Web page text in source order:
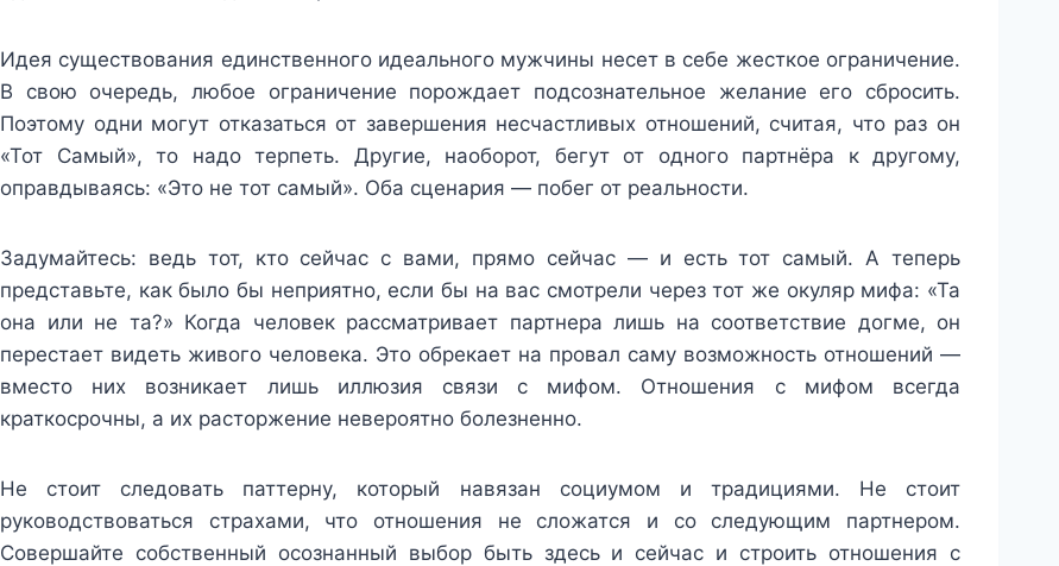
Идея существования единственного идеального мужчины несет в себе жесткое ограничение.
В свою очередь, любое ограничение порождает подсознательное желание его сбросить.
Поэтому одни могут отказаться от завершения несчастливых отношений, считая, что раз он
«Тот Самый», то надо терпеть. Другие, наоборот, бегут от одного партнёра к другому,
оправдываясь: «Это не тот самый». Оба сценария — побег от реальности.
Задумайтесь: ведь тот, кто сейчас с вами, прямо сейчас — и есть тот самый. А теперь
представьте, как было бы неприятно, если бы на вас смотрели через тот же окуляр мифа: «Та
она или не та?» Когда человек рассматривает партнера лишь на соответствие догме, он
перестает видеть живого человека. Это обрекает на провал саму возможность отношений —
вместо них возникает лишь иллюзия связи с мифом. Отношения с мифом всегда
краткосрочны, а их расторжение невероятно болезненно.
Не стоит следовать паттерну, который навязан социумом и традициями. Не стоит
руководствоваться страхами, что отношения не сложатся и со следующим партнером.
Совершайте собственный осознанный выбор быть здесь и сейчас и строить отношения с